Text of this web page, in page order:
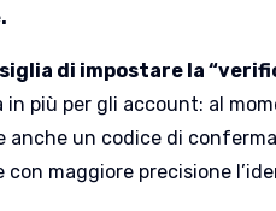
di impostare la
più per gli account: al
anche un codice di
maggiore precisione